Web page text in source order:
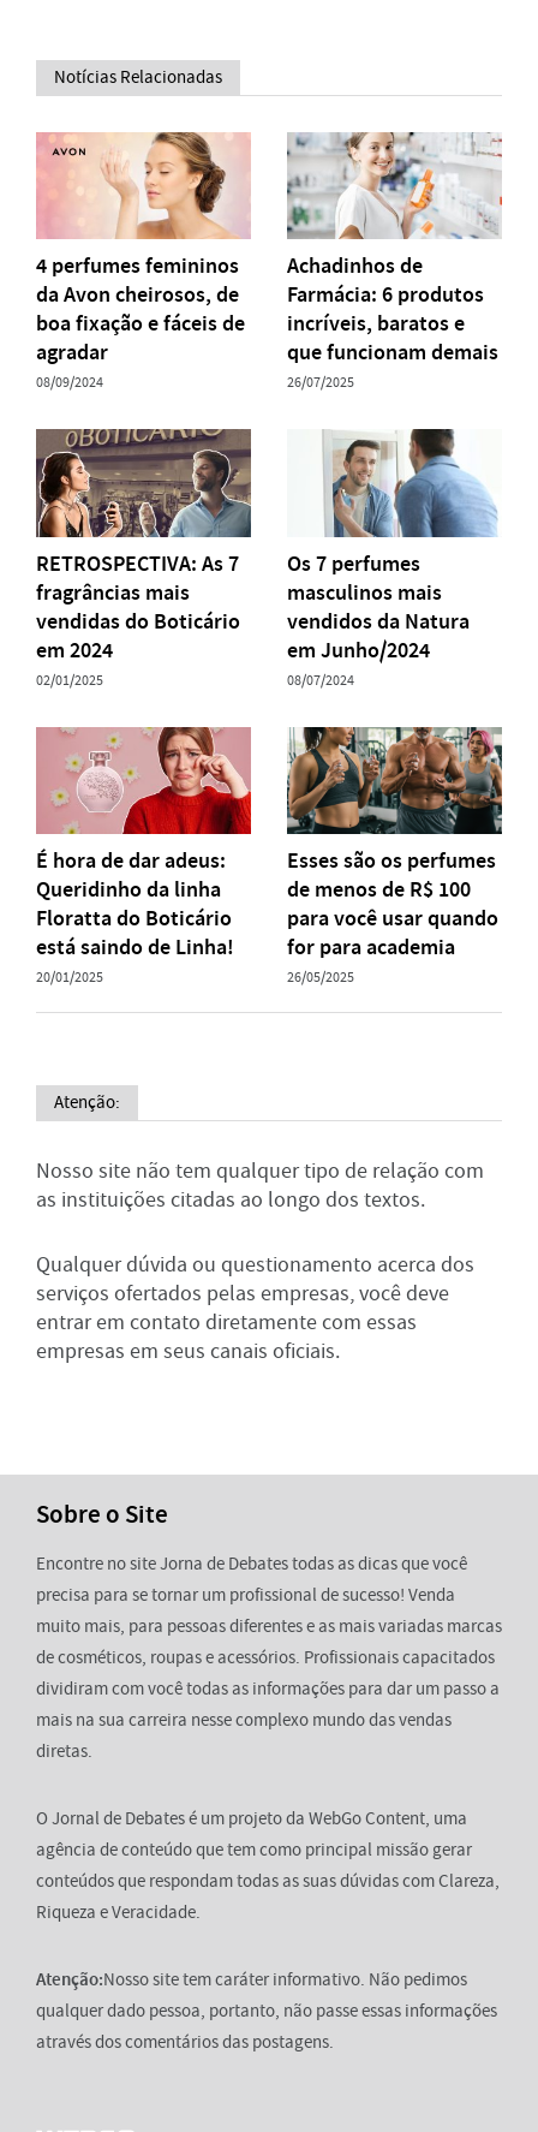
Notícias Relacionadas
4 perfumes femininos
da Avon cheirosos, de
boa fixação e fáceis de
agradar
08/09/2024
Achadinhos de
Farmácia: 6 produtos
incríveis, baratos e
que funcionam demais
26/07/2025
RETROSPECTIVA: As 7
fragrâncias mais
vendidas do Boticário
em 2024
02/01/2025
Os 7 perfumes
masculinos mais
vendidos da Natura
em Junho/2024
08/07/2024
É hora de dar adeus:
Queridinho da linha
Floratta do Boticário
está saindo de Linha!
20/01/2025
Esses são os perfumes
de menos de R$ 100
para você usar quando
for para academia
26/05/2025
Atenção:
Nosso site não tem qualquer tipo de relação com
as instituições citadas ao longo dos textos.
Qualquer dúvida ou questionamento acerca dos
serviços ofertados pelas empresas, você deve
entrar em contato diretamente com essas
empresas em seus canais oficiais.
Sobre o Site
Encontre no site Jorna de Debates todas as dicas que você
precisa para se tornar um profissional de sucesso! Venda
muito mais, para pessoas diferentes e as mais variadas marcas
de cosméticos, roupas e acessórios. Profissionais capacitados
dividiram com você todas as informações para dar um passo a
mais na sua carreira nesse complexo mundo das vendas
diretas.
O Jornal de Debates é um projeto da WebGo Content, uma
agência de conteúdo que tem como principal missão gerar
conteúdos que respondam todas as suas dúvidas com Clareza,
Riqueza e Veracidade.
Atenção:Nosso site tem caráter informativo. Não pedimos
qualquer dado pessoa, portanto, não passe essas informações
através dos comentários das postagens.